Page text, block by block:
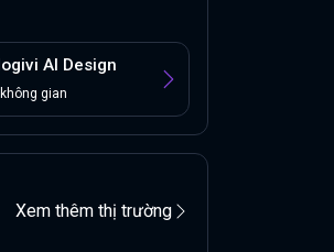
AI Design
gian
Xem thêm thị trường